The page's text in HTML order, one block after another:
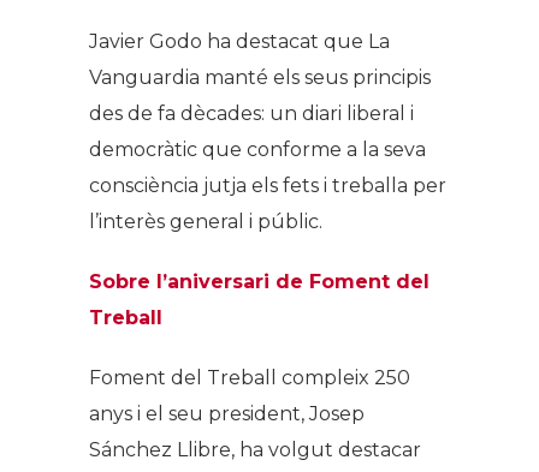
Javier Godo ha destacat que La
Vanguardia manté els seus principis
des de fa dècades: un diari liberal i
democràtic que conforme a la seva
consciència jutja els fets i treballa per
l’interès general i públic.
Sobre l’aniversari de Foment del
Treball
Foment del Treball compleix 250
anys i el seu president, Josep
Sánchez Llibre, ha volgut destacar